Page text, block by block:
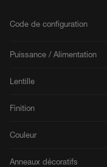
Code de configuration
Puissance / Alimentation
Lentille
Finition
Couleur
Anneaux décoratifs